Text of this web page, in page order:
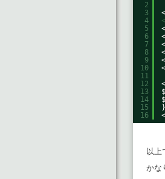
2
3
4
5
6
7
8
9
10
11
12
13
14
15
16
<
<
<
<
<
<
以上
かな